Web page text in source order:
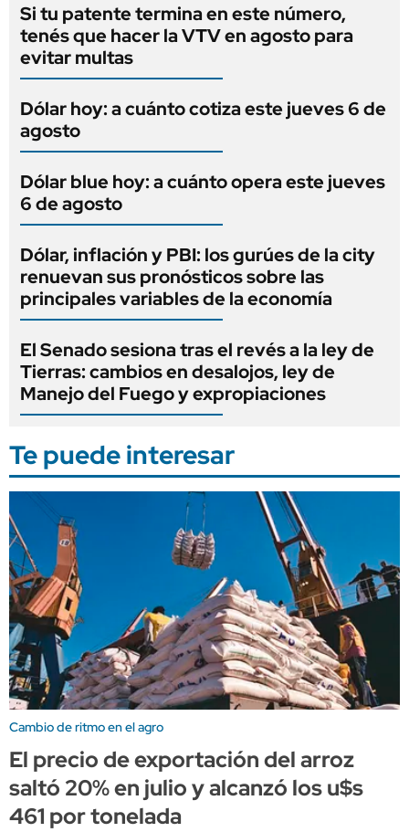
Si tu patente termina en este número,
tenés que hacer la VTV en agosto para
evitar multas
Dólar hoy: a cuánto cotiza este jueves 6 de
agosto
Dólar blue hoy: a cuánto opera este jueves
6 de agosto
Dólar, inflación y PBI: los gurúes de la city
renuevan sus pronósticos sobre las
principales variables de la economía
El Senado sesiona tras el revés a la ley de
Tierras: cambios en desalojos, ley de
Manejo del Fuego y expropiaciones
Te puede interesar
Cambio de ritmo en el agro
El precio de exportación del arroz
saltó 20% en julio y alcanzó los u$s
461 por tonelada